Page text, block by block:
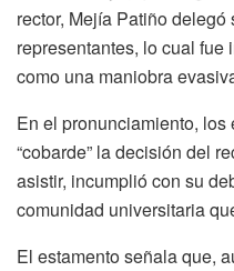
rector, Mejía Patiño
representantes, lo cual fue
como una maniobra
En el pronunciamiento,
“cobarde” la decisión del
asistir, incumplió con su
comunidad universitaria
El estamento señala que,